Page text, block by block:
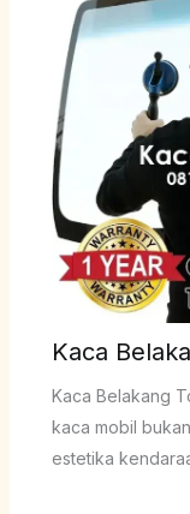
Kaca
Kaca Belakang
kaca mobil
estetika